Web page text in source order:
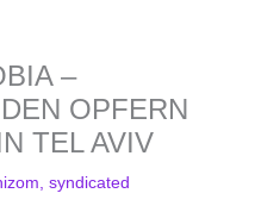
–
OPFERN
TEL AVIV
,syndicated